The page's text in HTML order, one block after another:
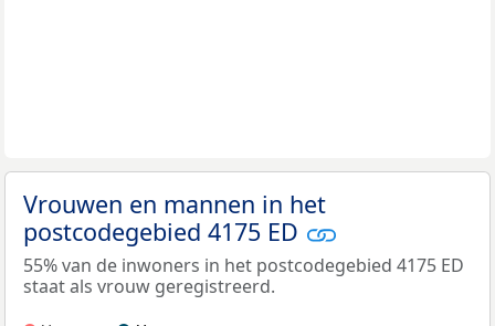
Vrouwen en mannen in het
postcodegebied 4175 ED
55% van de inwoners in het postcodegebied 4175 ED
staat als vrouw geregistreerd.